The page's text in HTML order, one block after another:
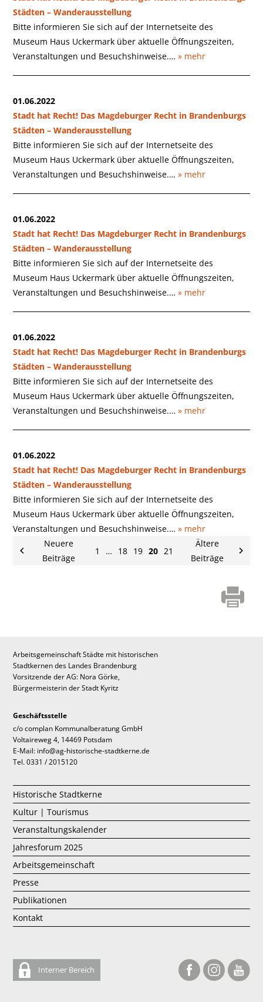
Städten – Wanderausstellung
Bitte informieren Sie sich auf der Internetseite des
Museum Haus Uckermark über aktuelle Öffnungszeiten,
Veranstaltungen und Besuchshinweise.…» mehr
01.06.2022
Stadt hat Recht! Das Magdeburger Recht in Brandenburgs
Städten – Wanderausstellung
Bitte informieren Sie sich auf der Internetseite des
Museum Haus Uckermark über aktuelle Öffnungszeiten,
Veranstaltungen und Besuchshinweise.…» mehr
01.06.2022
Stadt hat Recht! Das Magdeburger Recht in Brandenburgs
Städten – Wanderausstellung
Bitte informieren Sie sich auf der Internetseite des
Museum Haus Uckermark über aktuelle Öffnungszeiten,
Veranstaltungen und Besuchshinweise.…» mehr
01.06.2022
Stadt hat Recht! Das Magdeburger Recht in Brandenburgs
Städten – Wanderausstellung
Bitte informieren Sie sich auf der Internetseite des
Museum Haus Uckermark über aktuelle Öffnungszeiten,
Veranstaltungen und Besuchshinweise.…» mehr
01.06.2022
Stadt hat Recht! Das Magdeburger Recht in Brandenburgs
Städten – Wanderausstellung
Bitte informieren Sie sich auf der Internetseite des
Museum Haus Uckermark über aktuelle Öffnungszeiten,
Veranstaltungen und Besuchshinweise.…» mehr
Neuere
Beiträge
1 … 18 19 20 21
Ältere
Beiträge
Arbeitsgemeinschaft Städte mit historischen
Stadtkernen des Landes Brandenburg
Vorsitzende der AG: Nora Görke,
Bürgermeisterin der Stadt Kyritz
Geschäftsstelle
c/o complan Kommunalberatung GmbH
Voltaireweg 4, 14469 Potsdam
E-Mail: info@ag-historische-stadtkerne.de
Tel. 0331 / 2015120
Historische Stadtkerne
Kultur | Tourismus
Veranstaltungskalender
Jahresforum 2025
Arbeitsgemeinschaft
Presse
Publikationen
Kontakt
Interner Bereich